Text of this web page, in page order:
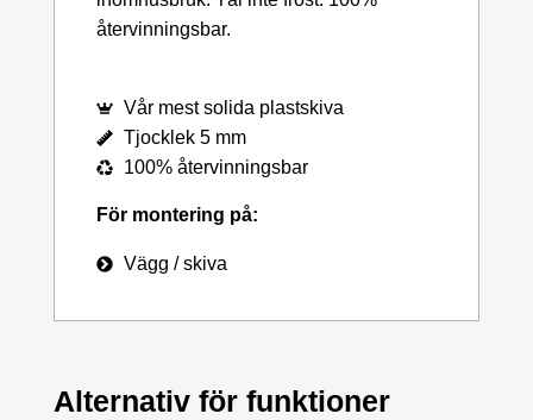
återvinningsbar.
Vår mest solida plastskiva
Tjocklek 5 mm
100% återvinningsbar
För montering på:
Vägg / skiva
Alternativ för funktioner